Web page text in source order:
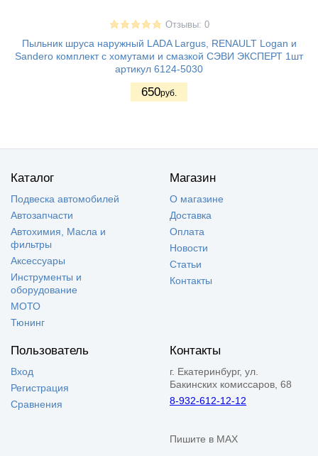
Отзывы: 0
Пыльник шруса наружный LADA Largus, RENAULT Logan и
Sandero комплект с хомутами и смазкой СЭВИ ЭКСПЕРТ 1шт
артикул 6124-5030
650руб.
Каталог
Подвеска автомобилей
Автозапчасти
Автохимия, Масла и
фильтры
Аксессуары
Инструменты и
оборудование
МОТО
Тюнинг
Магазин
О магазине
Доставка
Оплата
Новости
Статьи
Контакты
Пользователь
Вход
Регистрация
Сравнения
Контакты
г. Екатеринбург, ул.
Бакинских комиссаров, 68
8-932-612-12-12
Пишите в MAX